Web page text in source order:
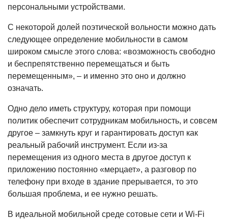
персональными устройствами.
С некоторой долей поэтической вольности можно дать
следующее определение мобильности в самом
широком смысле этого слова: «возможность свободно
и беспрепятственно перемещаться и быть
перемещенным», – и именно это оно и должно
означать.
Одно дело иметь структуру, которая при помощи
политик обеспечит сотрудникам мобильность, и совсем
другое – замкнуть круг и гарантировать доступ как
реальный рабочий инструмент. Если из-за
перемещения из одного места в другое доступ к
приложению постоянно «мерцает», а разговор по
телефону при входе в здание прерывается, то это
большая проблема, и ее нужно решать.
В идеальной мобильной среде сотовые сети и Wi-Fi